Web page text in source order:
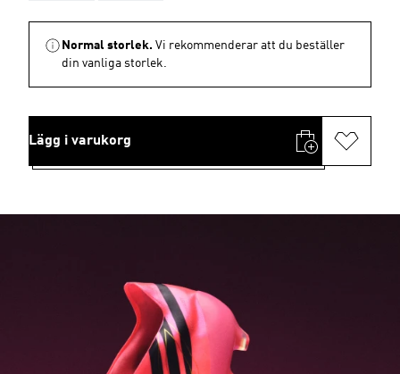
Normal storlek. Vi rekommenderar att du beställer
din vanliga storlek.
Lägg i varukorg